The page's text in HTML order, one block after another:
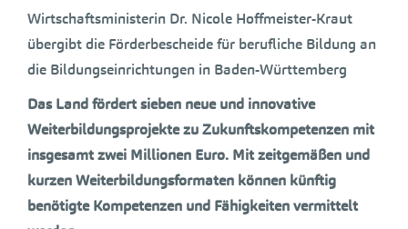
Wirtschaftsministerin Dr. Nicole Hoffmeister-Kraut
übergibt die Förderbescheide für berufliche Bildung an
die Bildungseinrichtungen in Baden-Württemberg
Das Land fördert sieben neue und innovative
Weiterbildungsprojekte zu Zukunftskompetenzen mit
insgesamt zwei Millionen Euro. Mit zeitgemäßen und
kurzen Weiterbildungsformaten können künftig
benötigte Kompetenzen und Fähigkeiten vermittelt